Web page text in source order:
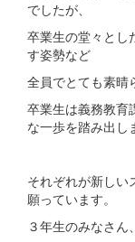
でしたが、
卒業生の堂々とし
す姿勢など
全員でとても素晴
卒業生は義務教育
な一歩を踏み出し
それぞれが新しい
願っています。
３年生のみなさん